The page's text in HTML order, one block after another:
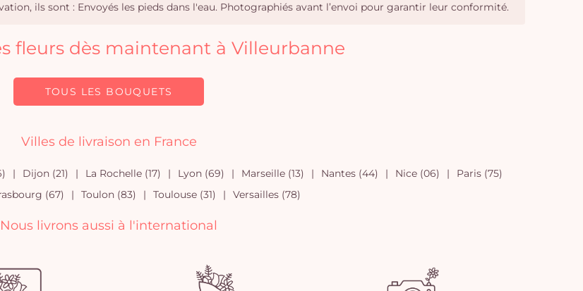
ils sont : Envoyés les pieds dans l'eau. Photographiés avant l’envoi pour garantir leur conformité.
fleurs dès maintenant à Villeurbanne
TOUS LES BOUQUETS
Villes de livraison en France
Dijon (21) La Rochelle (17) Lyon (69) Marseille (13) Nantes (44) Nice (06)
Paris (75)
(67) Toulon (83) Toulouse (31) Versailles (78)
Nous livrons aussi à l'international